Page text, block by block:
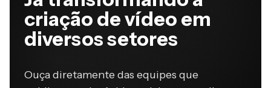
criação de vídeo em
diversos setores
Ouça diretamente das equipes que